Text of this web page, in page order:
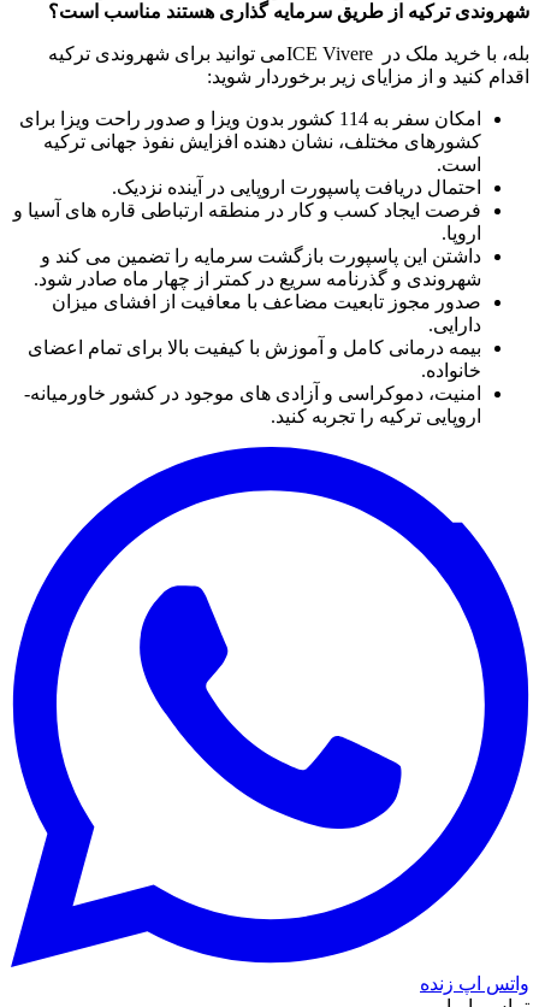
شهروندی ترکیه از طریق سرمایه گذاری هستند مناسب است؟
بله، با خرید ملک در
می توانید برای شهروندی ترکیه
اقدام کنید و از مزایای زیر برخوردار شوید:
امکان سفر به 114 کشور بدون ویزا و صدور راحت ویزا برای
کشورهای مختلف، نشان دهنده افزایش نفوذ جهانی ترکیه
است.
احتمال دریافت پاسپورت اروپایی در آینده نزدیک.
فرصت ایجاد کسب و کار در منطقه ارتباطی قاره های آسیا و
اروپا.
داشتن این پاسپورت بازگشت سرمایه را تضمین می کند و
شهروندی و گذرنامه سریع در کمتر از چهار ماه صادر شود.
صدور مجوز تابعیت مضاعف با معافیت از افشای میزان
دارایی.
بیمه درمانی کامل و آموزش با کیفیت بالا برای تمام اعضای
خانواده.
امنیت، دموکراسی و آزادی های موجود در کشور خاورمیانه-
اروپایی ترکیه را تجربه کنید.
واتس اپ زنده